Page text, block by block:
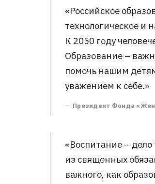
«Российское
технологическое и
К 2050 году
Образование –
помочь нашим
уважением к себе.»
Президент Фонда
«Воспитание –
из священных
важного, как